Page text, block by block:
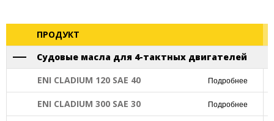
ПРОДУКТ
Судовые масла для 4-тактных двигателей
ENI CLADIUM 120 SAE 40
Подробнее
ENI CLADIUM 300 SAE 30 Подробнее